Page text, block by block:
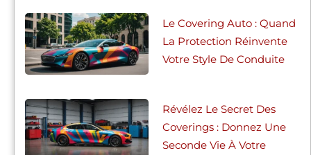
Le Covering Auto : Quand
La Protection Réinvente
Votre Style De Conduite
Révélez Le Secret Des
Coverings : Donnez Une
Seconde Vie À Votre